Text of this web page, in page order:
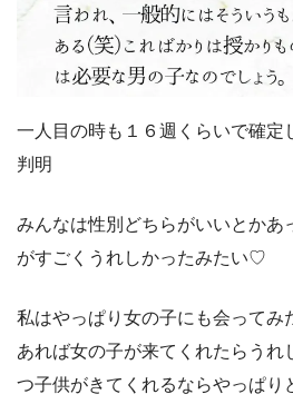
一人目の時も１６週くらいで確定
判明
みんなは性別どちらがいいとかあ
がすごくうれしかったみたい♡
私はやっぱり女の子にも会ってみ
あれば女の子が来てくれたらうれ
つ子供がきてくれるならやっぱり